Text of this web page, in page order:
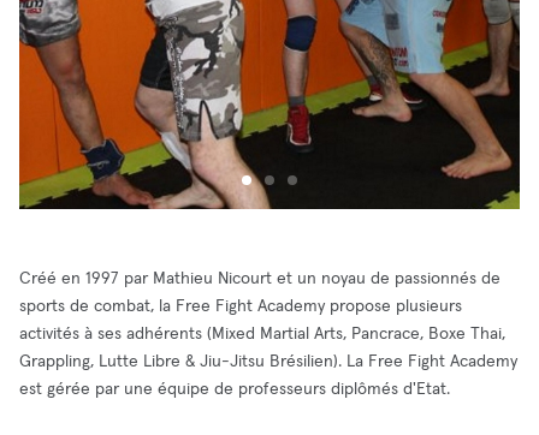
Créé en 1997 par Mathieu Nicourt et un noyau de passionnés de
sports de combat, la Free Fight Academy propose plusieurs
activités à ses adhérents (Mixed Martial Arts, Pancrace, Boxe Thai,
Grappling, Lutte Libre & Jiu-Jitsu Brésilien). La Free Fight Academy
est gérée par une équipe de professeurs diplômés d'Etat.